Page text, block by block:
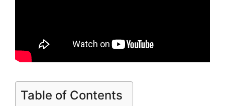
Table of Contents